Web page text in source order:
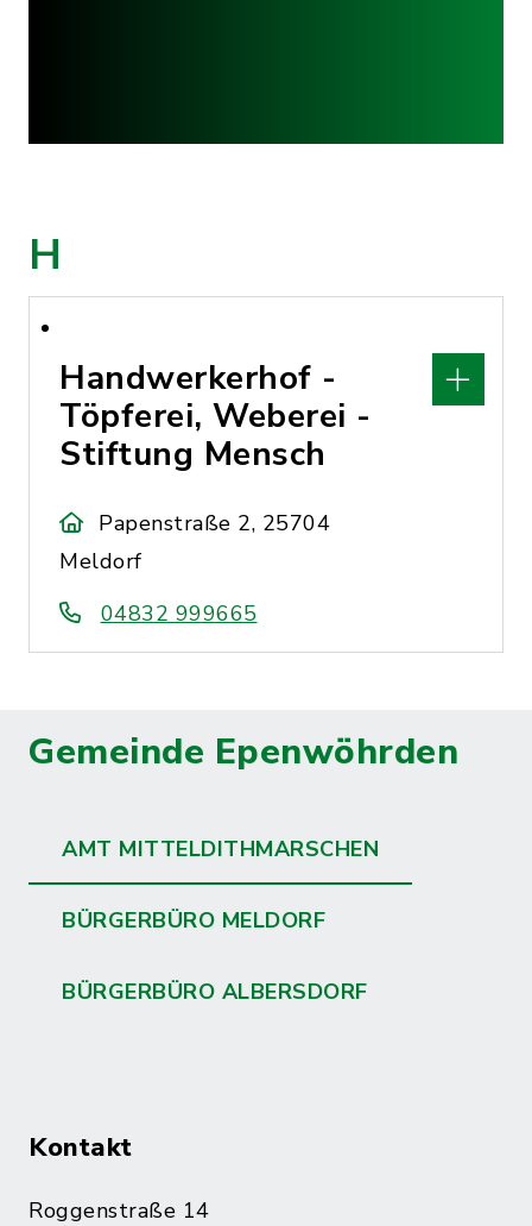
H
Handwerkerhof -
Töpferei, Weberei -
Stiftung Mensch
Papenstraße 2, 25704
Meldorf
04832 999665
Gemeinde Epenwöhrden
AMT MITTELDITHMARSCHEN
BÜRGERBÜRO MELDORF
BÜRGERBÜRO ALBERSDORF
Kontakt
Roggenstraße 14